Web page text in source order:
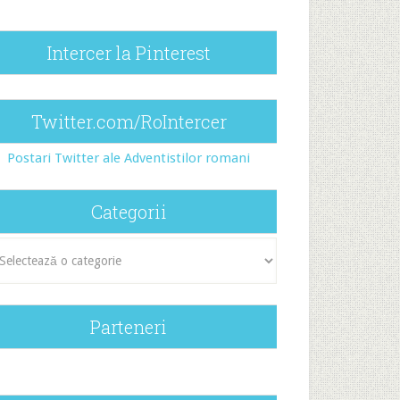
Intercer la Pinterest
Twitter.com/RoIntercer
Postari Twitter ale Adventistilor romani
Categorii
Parteneri